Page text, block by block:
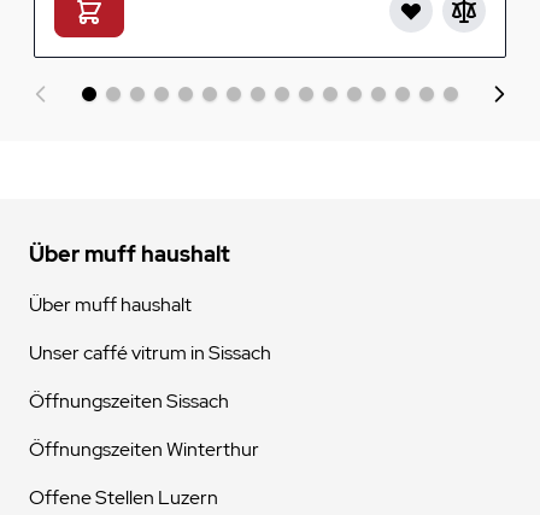
Über muff haushalt
Über muff haushalt
Unser caffé vitrum in Sissach
Öffnungszeiten Sissach
Öffnungszeiten Winterthur
Offene Stellen Luzern